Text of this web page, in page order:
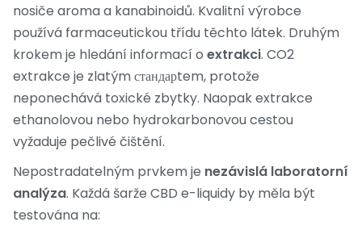
nosiče aroma a kanabinoidů. Kvalitní výrobce
používá farmaceutickou třídu těchto látek. Druhým
krokem je hledání informací o extrakci. CO2
extrakce je zlatým стандарtem, protože
neponechává toxické zbytky. Naopak extrakce
ethanolovou nebo hydrokarbonovou cestou
vyžaduje pečlivé čištění.
Nepostradatelným prvkem je nezávislá laboratorní
analýza. Každá šarže CBD e-liquidy by měla být
testována na: